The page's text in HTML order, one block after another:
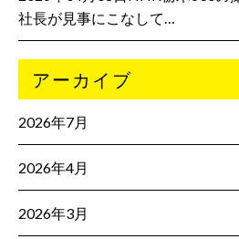
社長が見事にこなして…
アーカイブ
2026年7月
2026年4月
2026年3月